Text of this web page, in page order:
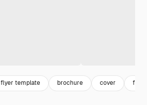
flyer template brochure cover flyer